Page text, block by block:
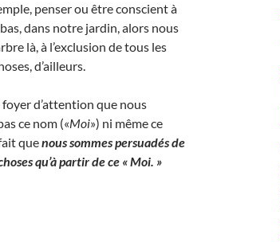
penser ou être conscient à
dans notre jardin, alors nous
là, à l’exclusion de tous les
d’ailleurs.
d’attention que nous
ce nom («Moi») ni même ce
quenous sommes persuadés de
qu’à partir de ce « Moi. »